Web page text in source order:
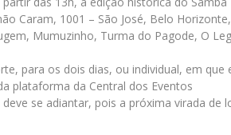
Caram, 1001 – São José, Belo
Mumuzinho, Turma do Pagode, O
para os dois dias, ou individual, em que
plataforma da Central dos Eventos
se adiantar, pois a próxima virada de